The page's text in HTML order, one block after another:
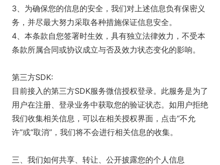
3、为确保您的信息的安全，我们对上述信息负有保密义
务，并尽最大努力采取各种措施保证信息安全。
4、本条款自您签署时生效，具有独立法律效力，不受本
条款所属合同或协议成立与否及效力状态变化的影响。
第三方SDK:
目前接入的第三方SDK服务微信授权登录。此服务是为了
用户在注册、登录业务中获取您的验证状态。如用户拒绝
我们收集相关信息，可以在相关授权界面，点击“不允
许”或“取消”，我们将不会进行相关信息的收集。
三、我们如何共享、转让、公开披露您的个人信息